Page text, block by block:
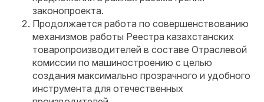
законопроекта.
Продолжается работа по совершенствованию
механизмов работы Реестра казахстанских
товаропроизводителей в составе Отраслевой
комиссии по машиностроению с целью
создания максимально прозрачного и удобного
инструмента для отечественных